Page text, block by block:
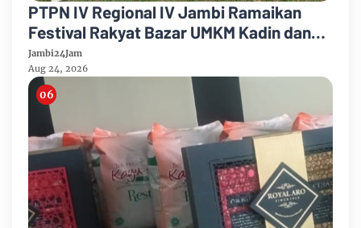
PTPN IV Regional IV Jambi Ramaikan
Festival Rakyat Bazar UMKM Kadin dan
Korem 042/Garuda Putih
Jambi24Jam
Aug 24, 2026